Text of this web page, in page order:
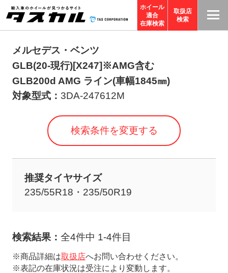
ホイール
適合
在庫検索
取扱店
検索
メルセデス・ベンツ
GLB(20-現行)[X247]※AMG含む
GLB200d AMG ライン(車幅1845㎜)
対象型式： 3DA-247612M
検索条件を変更する
推奨タイヤサイズ
235/55R18・235/50R19
検索結果： 全4件中 1-4件目
※商品詳細は取扱店へお問い合わせください。
※表記の在庫状況は受注により変動します。
T